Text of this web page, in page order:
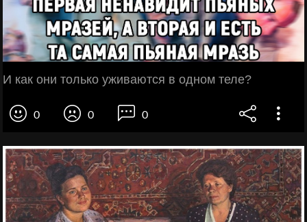
И как они только уживаются в одном теле?
0 0 0